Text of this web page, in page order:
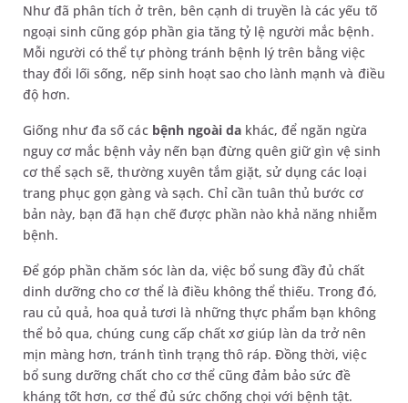
Như đã phân tích ở trên, bên cạnh di truyền là các yếu tố
ngoại sinh cũng góp phần gia tăng tỷ lệ người mắc bệnh.
Mỗi người có thể tự phòng tránh bệnh lý trên bằng việc
thay đổi lối sống, nếp sinh hoạt sao cho lành mạnh và điều
độ hơn.
Giống như đa số các bệnh ngoài da khác, để ngăn ngừa
nguy cơ mắc bệnh vảy nến bạn đừng quên giữ gìn vệ sinh
cơ thể sạch sẽ, thường xuyên tắm giặt, sử dụng các loại
trang phục gọn gàng và sạch. Chỉ cần tuân thủ bước cơ
bản này, bạn đã hạn chế được phần nào khả năng nhiễm
bệnh.
Để góp phần chăm sóc làn da, việc bổ sung đầy đủ chất
dinh dưỡng cho cơ thể là điều không thể thiếu. Trong đó,
rau củ quả, hoa quả tươi là những thực phẩm bạn không
thể bỏ qua, chúng cung cấp chất xơ giúp làn da trở nên
mịn màng hơn, tránh tình trạng thô ráp. Đồng thời, việc
bổ sung dưỡng chất cho cơ thể cũng đảm bảo sức đề
kháng tốt hơn, cơ thể đủ sức chống chọi với bệnh tật.